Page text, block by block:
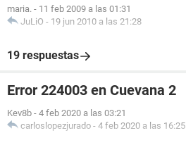
maria. - 11 feb 2009 a las 01:31
JuLiO - 19 jun 2010 a las 21:28
19 respuestas
Error 224003 en Cuevana 2
Kev8b - 4 feb 2020 a las 03:21
carloslopezjurado - 4 feb 2020 a las 16:25